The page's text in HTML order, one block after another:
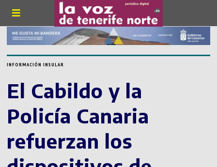
INFORMACIÓN INSULAR
El Cabildo y la
Policía Canaria
refuerzan los